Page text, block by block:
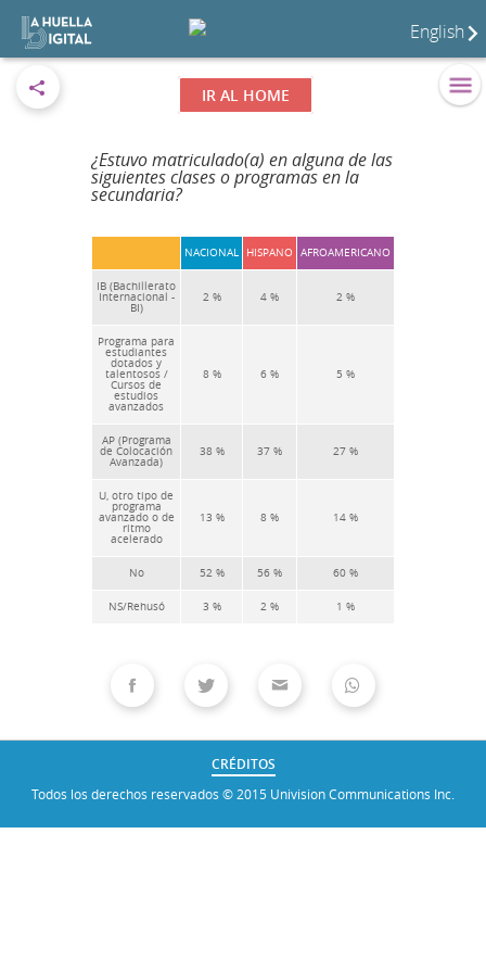
English
IR AL HOME
¿Estuvo matriculado(a) en alguna de las
siguientes clases o programas en la
secundaria?
CRÉDITOS
Todos los derechos reservados © 2015 Univision Communications Inc.